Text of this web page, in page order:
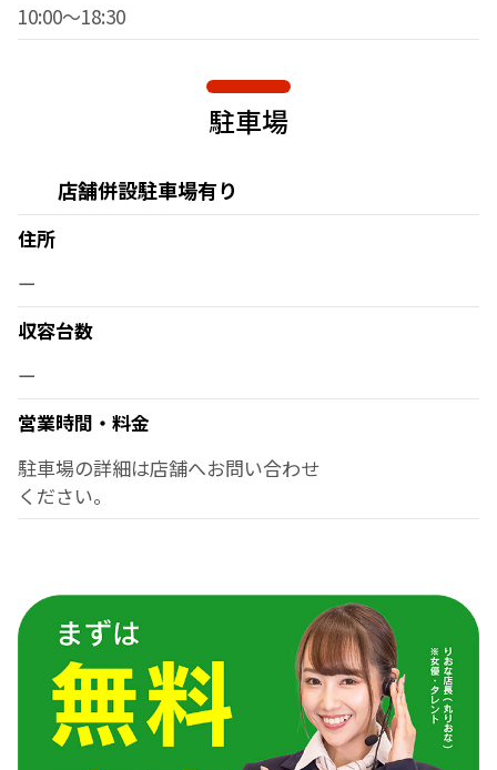
10:00～18:30
駐車場
店舗併設駐車場有り
住所
ー
収容台数
ー
営業時間・料金
駐車場の詳細は店舗へお問い合わせ
ください。